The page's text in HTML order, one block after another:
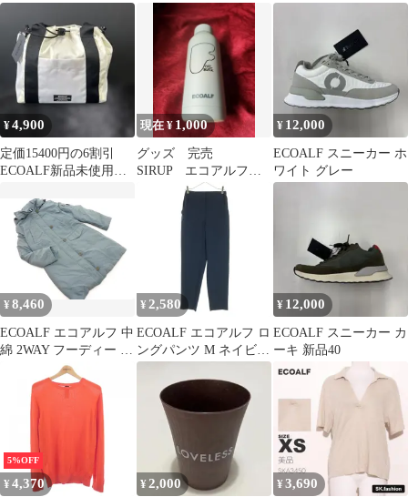
ル ピンク 38 24cm
ト Tシャツ カットソー
半袖 M ベージュ 41P11-
626-03
ンツ 白 ホワイト
¥4,900
定価15400円の6割引
ECOALF新品未使用タ
現在 ¥ 1,000
グッズ 完売
SIRUP エコアルフ
保冷ボトル ジャンク
¥ 12,000
ECOALF スニーカー ホ
ワイト グレー
¥8,460
ECOALF エコアルフ 中
綿 2WAY フーディー コ
ート sizeM/カーキ
◇■◎レディース
¥ 2,580
ECOALF エコアルフ ロ
ングパンツ M ネイビー
レディース 古着
¥ 12,000
ECOALF スニーカー カ
ーキ 新品40
5%OFF
¥ 4,370 ¥2,000 ¥3,690